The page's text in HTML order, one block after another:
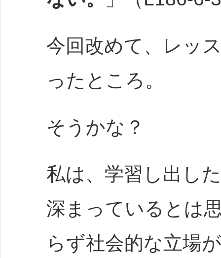
今回改めて、レッ
ったところ。
そうかな？
私は、学習し出し
深まっているとは
らず社会的な立場